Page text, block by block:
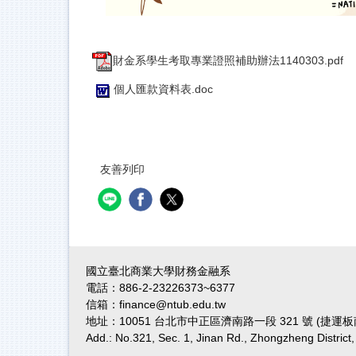
財金系學生考取專業證照補助辦法1140303.pdf
個人匯款資料表.doc
友善列印
國立臺北商業大學財務金融系
電話：886-2-23226373~6377
信箱：finance@ntub.edu.tw
地址：10051 台北市中正區濟南路一段 321 號 (捷運
Add.: No.321, Sec. 1, Jinan Rd., Zhongzheng